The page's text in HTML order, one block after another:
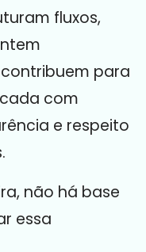
fluxos,
para
com
e respeito
não há base
essa